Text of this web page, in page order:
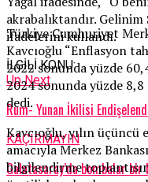
akrabalıktandır.
ifadelerini kullandı.
İLGİLİ KONU:
Up Next
Rum- Yunan İkilisi
KAÇIRMAYIN
Galatasaray’da bombalar
Türkiye Cumhuriyet
Kavcıoğlu “Enflasyon
2022 sonunda yüzde
2024 sonunda yüzde
dedi.
Kavcıoğlu, yılın
amacıyla Merkez
bilgilendirme